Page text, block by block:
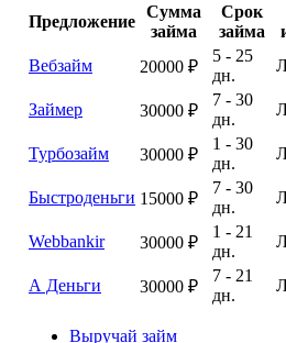
Предложение
Сумма
займа
Срок
займа
Вебзайм
20000 ₽
5 - 25
дн.
Займер 30000 ₽
7 - 30
дн.
Турбозайм 30000 ₽
1 - 30
дн.
Быстроденьги 15000 ₽
7 - 30
дн.
Webbankir 30000 ₽
1 - 21
дн.
А Деньги 30000 ₽
7 - 21
дн.
Выручай займ